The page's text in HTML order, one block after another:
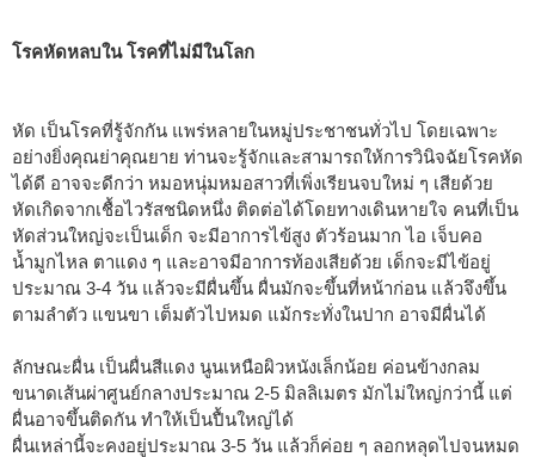
โรคหัดหลบใน โรคที่ไม่มีในโลก
หัด เป็นโรคที่รู้จักกัน แพร่หลายในหมู่ประชาชนทั่วไป โดยเฉพาะ
อย่างยิ่งคุณย่าคุณยาย ท่านจะรู้จักและสามารถให้การวินิจฉัยโรคหัด
ได้ดี อาจจะดีกว่า หมอหนุ่มหมอสาวที่เพิ่งเรียนจบใหม่ ๆ เสียด้วย
หัดเกิดจากเชื้อไวรัสชนิดหนึ่ง ติดต่อได้โดยทางเดินหายใจ คนที่เป็น
หัดส่วนใหญ่จะเป็นเด็ก จะมีอาการไข้สูง ตัวร้อนมาก ไอ เจ็บคอ
น้ำมูกไหล ตาแดง ๆ และอาจมีอาการท้องเสียด้วย เด็กจะมีไข้อยู่
ประมาณ 3-4 วัน แล้วจะมีผื่นขึ้น ผื่นมักจะขึ้นที่หน้าก่อน แล้วจึงขึ้น
ตามลำตัว แขนขา เต็มตัวไปหมด แม้กระทั่งในปาก อาจมีผื่นได้
ลักษณะผื่น เป็นผื่นสีแดง นูนเหนือผิวหนังเล็กน้อย ค่อนข้างกลม
ขนาดเส้นผ่าศูนย์กลางประมาณ 2-5 มิลลิเมตร มักไม่ใหญ่กว่านี้ แต่
ผื่นอาจขึ้นติดกัน ทำให้เป็นปื้นใหญ่ได้
ผื่นเหล่านี้จะคงอยู่ประมาณ 3-5 วัน แล้วก็ค่อย ๆ ลอกหลุดไปจนหมด